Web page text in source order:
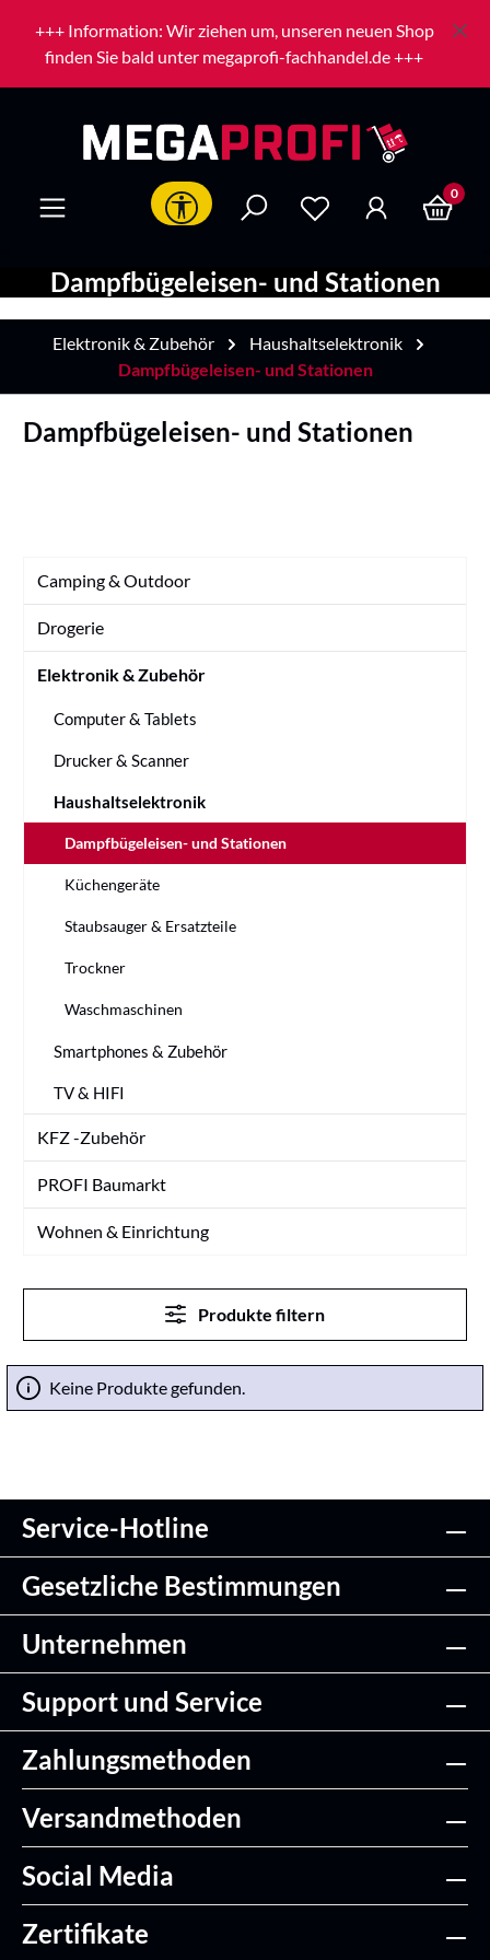
Zum Hauptinhalt springen
+++ Information: Wir ziehen um, unseren neuen Shop
finden Sie bald unter megaprofi-fachhandel.de +++
Werkzeugleiste anzeigen 0
Dampfbügeleisen- und Stationen
Elektronik & Zubehör
Haushaltselektronik
Dampfbügeleisen- und Stationen
Dampfbügeleisen- und Stationen
Camping & Outdoor
Drogerie
Elektronik & Zubehör
Computer & Tablets
Drucker & Scanner
Haushaltselektronik
Dampfbügeleisen- und Stationen
Küchengeräte
Staubsauger & Ersatzteile
Trockner
Waschmaschinen
Smartphones & Zubehör
TV & HIFI
KFZ -Zubehör
PROFI Baumarkt
Wohnen & Einrichtung
Produkte filtern
Keine Produkte gefunden.
Service-Hotline
Gesetzliche Bestimmungen
Unternehmen
Support und Service
Zahlungsmethoden
Versandmethoden
Social Media
Zertifikate